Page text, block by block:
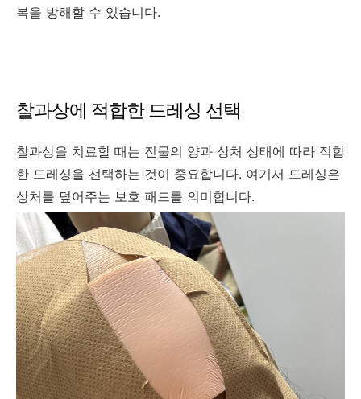
복을 방해할 수 있습니다.
찰과상에 적합한 드레싱 선택
찰과상을 치료할 때는 진물의 양과 상처 상태에 따라 적합
한 드레싱을 선택하는 것이 중요합니다. 여기서 드레싱은
상처를 덮어주는 보호 패드를 의미합니다.